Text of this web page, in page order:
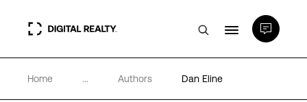
Data Centers
Home ... Authors Dan Eline